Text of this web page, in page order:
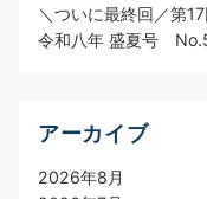
＼ついに最終回／第
令和八年 盛夏号
アーカイブ
2026年8月